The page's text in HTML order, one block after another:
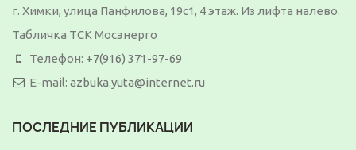
г. Химки, улица Панфилова, 19с1, 4 этаж. Из лифта налево.
Табличка ТСК Мосэнерго
Телефон: +7(916) 371-97-69
E-mail: azbuka.yuta@internet.ru
ПОСЛЕДНИЕ ПУБЛИКАЦИИ